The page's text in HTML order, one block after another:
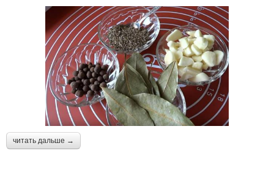
читать дальше →